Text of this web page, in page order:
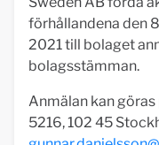
förhållandena den
2021 till bolaget
bolagsstämman.
Anmälan kan
5216, 102 45